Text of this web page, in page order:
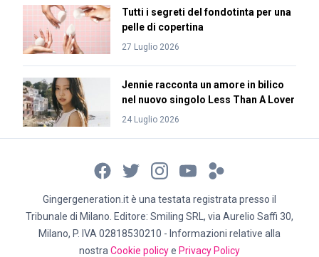
Tutti i segreti del fondotinta per una
pelle di copertina
27 Luglio 2026
Jennie racconta un amore in bilico
nel nuovo singolo Less Than A Lover
24 Luglio 2026
Gingergeneration.it è una testata registrata presso il
Tribunale di Milano. Editore: Smiling SRL, via Aurelio Saffi 30,
Milano, P. IVA 02818530210 - Informazioni relative alla
nostra Cookie policye Privacy Policy